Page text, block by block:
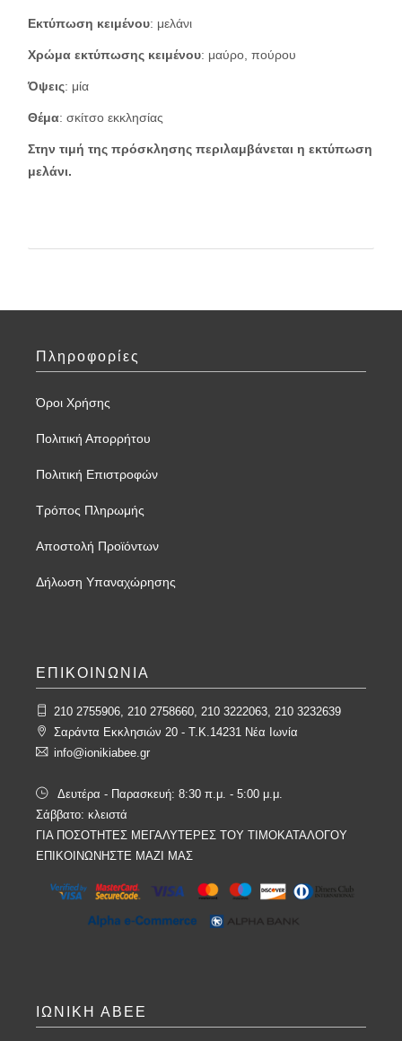
Εκτύπωση κειμένου: μελάνι
Χρώμα εκτύπωσης κειμένου: μαύρο, πούρου
Όψεις: μία
Θέμα: σκίτσο εκκλησίας
Στην τιμή της πρόσκλησης περιλαμβάνεται η εκτύπωση
μελάνι.
Πληροφορίες
Όροι Χρήσης
Πολιτική Απορρήτου
Πολιτική Επιστροφών
Τρόπος Πληρωμής
Αποστολή Προϊόντων
Δήλωση Υπαναχώρησης
ΕΠΙΚΟΙΝΩΝΙΑ
210 2755906, 210 2758660, 210 3222063, 210 3232639
Σαράντα Εκκλησιών 20 - T.K.14231 Νέα Ιωνία
info@ionikiabee.gr
Δευτέρα - Παρασκευή: 8:30 π.μ. - 5:00 μ.μ.
Σάββατο: κλειστά
ΓΙΑ ΠΟΣΟΤΗΤΕΣ ΜΕΓΑΛΥΤΕΡΕΣ ΤΟΥ ΤΙΜΟΚΑΤΑΛΟΓΟΥ
ΕΠΙΚΟΙΝΩΝΗΣΤΕ ΜΑΖΙ ΜΑΣ
ΙΩΝΙΚΗ ΑΒΕΕ